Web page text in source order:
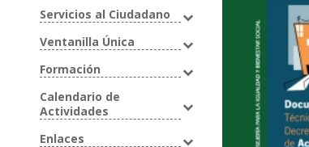
Servicios al Ciudadano
Ventanilla Única
Formación
Calendario de
Actividades
Enlaces